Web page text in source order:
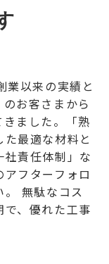
業以来の実績と
お客さまから
ました。「熟
最適な材料と
責任体制」な
フターフォロ
無駄なコス
で、優れた工事